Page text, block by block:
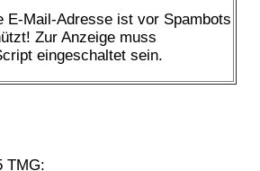
E-Mail-Adresse ist vor Spambots
Zur Anzeige muss
eingeschaltet sein.
TMG: